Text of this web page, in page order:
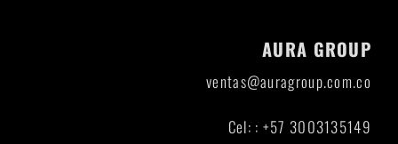
AURA GROUP
ventas@auragroup.com.co
Cel: : +57 3003135149